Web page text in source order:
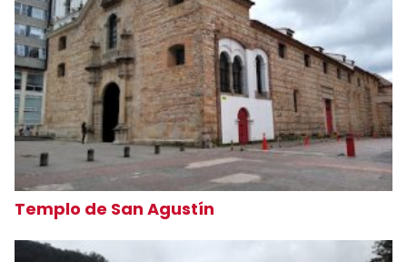
Templo de San Agustín